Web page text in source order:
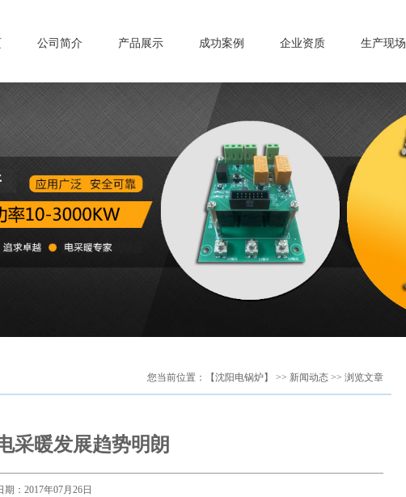
公司简介 产品展示 成功案例 企业资质 生产现场
您当前位置： 【沈阳电锅炉】 >> 新闻动态 >> 浏览文章
采暖发展趋势明朗
期：2017年07月26日